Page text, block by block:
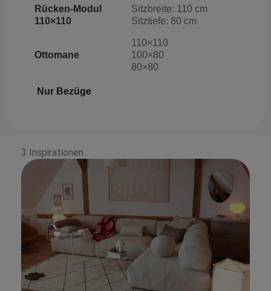
Rücken-Modul
110×110
Sitzbreite: 110 cm
Sitztiefe: 80 cm
Ottomane
110×110
100×80
80×80
Nur Bezüge
3 Inspirationen